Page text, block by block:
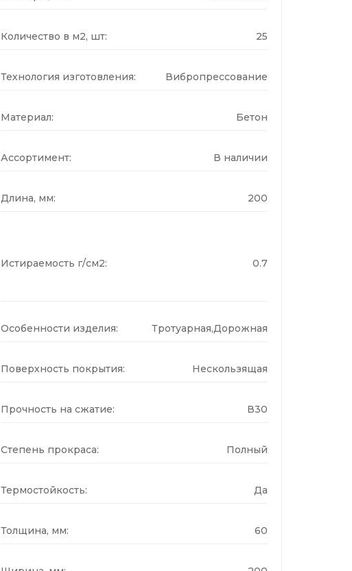
Количество в м2, шт: 25
Технология изготовления: Вибропрессование
Материал: Бетон
Ассортимент: В наличии
Длина, мм: 200
Истираемость г/см2: 0.7
Особенности изделия: Тротуарная,Дорожная
Поверхность покрытия: Нескользящая
Прочность на сжатие: В30
Степень прокраса: Полный
Термостойкость: Да
Толщина, мм: 60